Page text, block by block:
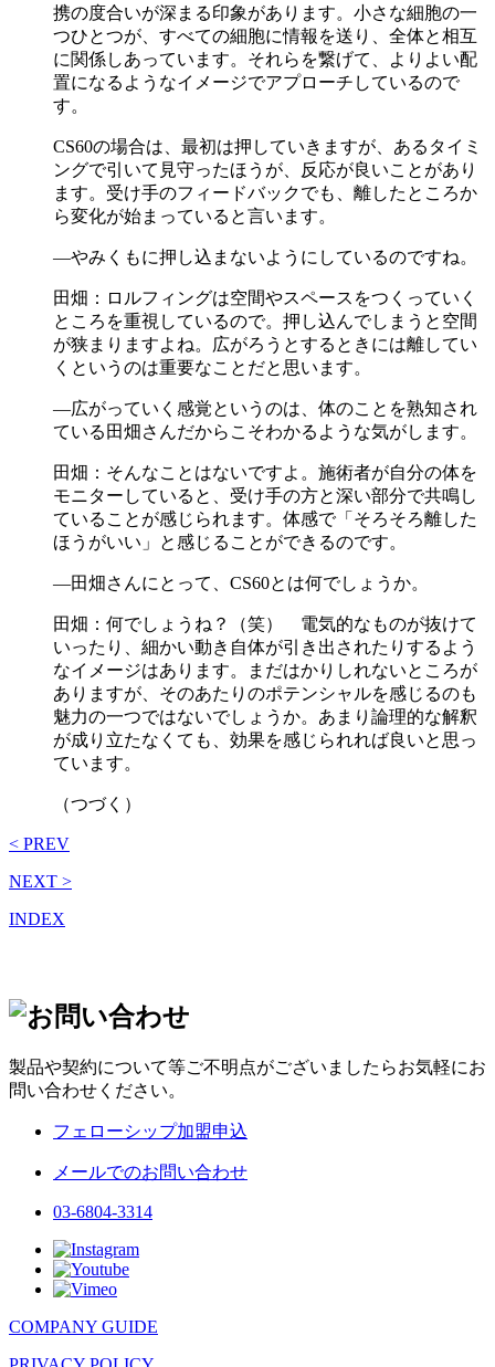
携の度合いが深まる印象があります。小さな細胞の一
つひとつが、すべての細胞に情報を送り、全体と相互
に関係しあっています。それらを繋げて、よりよい配
置になるようなイメージでアプローチしているので
す。
CS60の場合は、最初は押していきますが、あるタイミ
ングで引いて見守ったほうが、反応が良いことがあり
ます。受け手のフィードバックでも、離したところか
ら変化が始まっていると言います。
―やみくもに押し込まないようにしているのですね。
田畑：ロルフィングは空間やスペースをつくっていく
ところを重視しているので。押し込んでしまうと空間
が狭まりますよね。広がろうとするときには離してい
くというのは重要なことだと思います。
―広がっていく感覚というのは、体のことを熟知され
ている田畑さんだからこそわかるような気がします。
田畑：そんなことはないですよ。施術者が自分の体を
モニターしていると、受け手の方と深い部分で共鳴し
ていることが感じられます。体感で「そろそろ離した
ほうがいい」と感じることができるのです。
―田畑さんにとって、CS60とは何でしょうか。
田畑：何でしょうね？（笑） 電気的なものが抜けて
いったり、細かい動き自体が引き出されたりするよう
なイメージはあります。まだはかりしれないところが
ありますが、そのあたりのポテンシャルを感じるのも
魅力の一つではないでしょうか。あまり論理的な解釈
が成り立たなくても、効果を感じられれば良いと思っ
ています。
（つづく）
< PREV
NEXT >
INDEX
製品や契約について等ご不明点がございましたらお気軽にお
問い合わせください。
フェローシップ加盟申込
メールでのお問い合わせ
03-6804-3314
COMPANY GUIDE